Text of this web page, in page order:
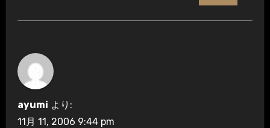
ayumi より:
11月 11, 2006 9:44 pm